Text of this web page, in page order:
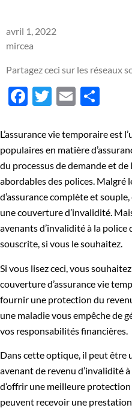
avril 1, 2022
mircea
Partagez ceci sur les réseaux
Facebook
Twitter
Email
L’assurance vie temporaire est
populaires en matière
du processus de demande et
abordables des polices. Malgré
d’assurance complète et
une couverture d’invalidité.
avenants d’invalidité à la police
souscrite, si vous le souhaitez.
Si vous lisez ceci, vous
couverture d’assurance vie
fournir une protection du
une maladie vous empêche de
vos responsabilités financières.
Dans cette optique, il peut être
avenant de revenu d’invalidité
d’offrir une meilleure
peuvent recevoir une